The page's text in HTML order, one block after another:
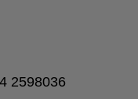
2598036